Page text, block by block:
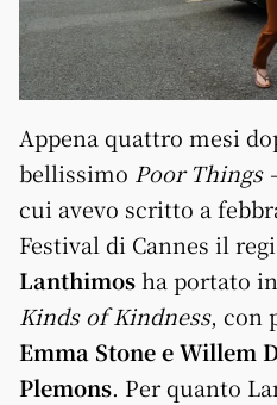
Appena quattro mesi
bellissimo Poor Things
cui avevo scritto a
Festival di Cannes il
Lanthimosha portato
Kinds of Kindness, con
Emma Stone e Willem
Plemons. Per quanto